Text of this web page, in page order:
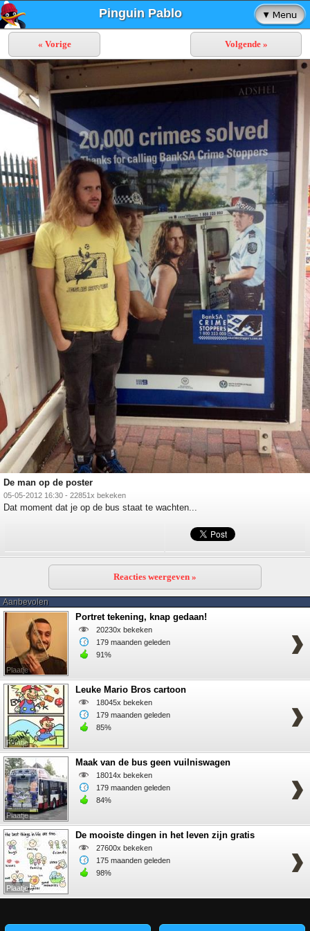
Pinguin Pablo
« Vorige Volgende »
De man op de poster
05-05-2012 16:30 - 22851x bekeken
Dat moment dat je op de bus staat te wachten...
Reacties weergeven »
Aanbevolen
Plaatje
Portret tekening, knap gedaan!
20230x bekeken
179 maanden geleden
91%
Plaatje
Leuke Mario Bros cartoon
18045x bekeken
179 maanden geleden
85%
Plaatje
Maak van de bus geen vuilniswagen
18014x bekeken
179 maanden geleden
84%
Plaatje
De mooiste dingen in het leven zijn gratis
27600x bekeken
175 maanden geleden
98%